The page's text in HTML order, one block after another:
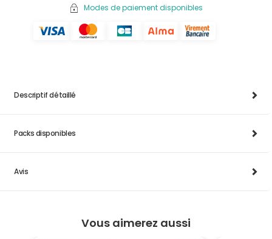
Modes de paiement disponibles
Descriptif détaillé
Packs disponibles
Avis
Vous aimerez aussi